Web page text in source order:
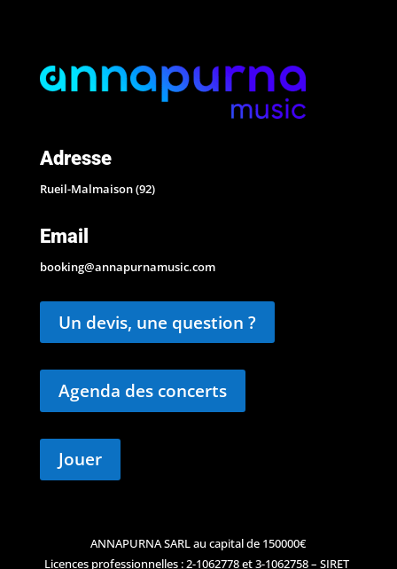
Adresse
Rueil-Malmaison (92)
Email
booking@annapurnamusic.com
Un devis, une question ?
Agenda des concerts
Jouer
ANNAPURNA SARL au capital de 150000€
Licences professionnelles : 2-1062778 et 3-1062758 – SIRET